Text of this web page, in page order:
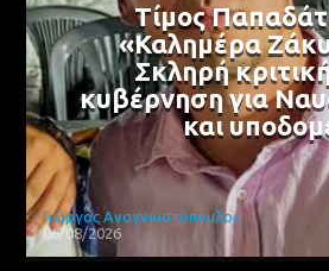
Τίμος
«Καλημέρα
Σκληρή
κυβέρνηση για
και
Γιώργος Αναγνωστόπουλος
06/08/2026